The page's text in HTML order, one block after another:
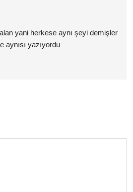
yani herkese aynı şeyi demişler
aynısı yazıyordu